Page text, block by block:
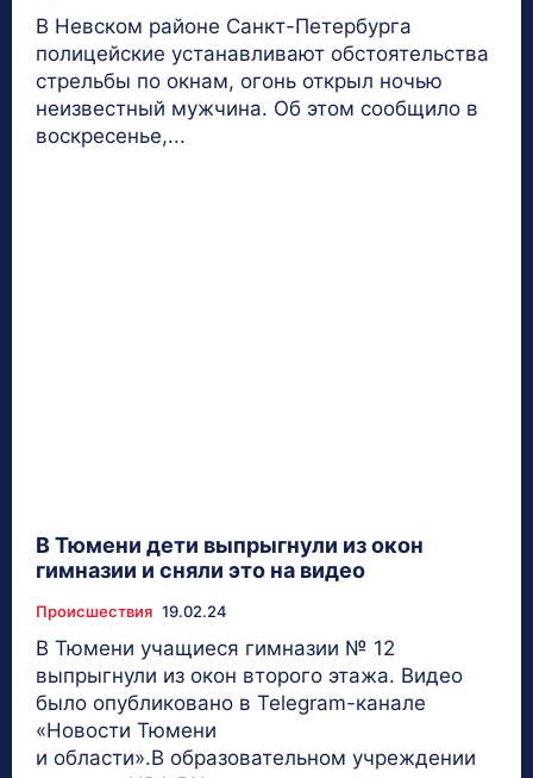
В Невском районе Санкт-Петербурга
полицейские устанавливают обстоятельства
стрельбы по окнам, огонь открыл ночью
неизвестный мужчина. Об этом сообщило в
воскресенье,...
В Тюмени дети выпрыгнули из окон
гимназии и сняли это на видео
Происшествия 19.02.24
В Тюмени учащиеся гимназии № 12
выпрыгнули из окон второго этажа. Видео
было опубликовано в Telegram-канале
«Новости Тюмени
и области».В образовательном учреждении